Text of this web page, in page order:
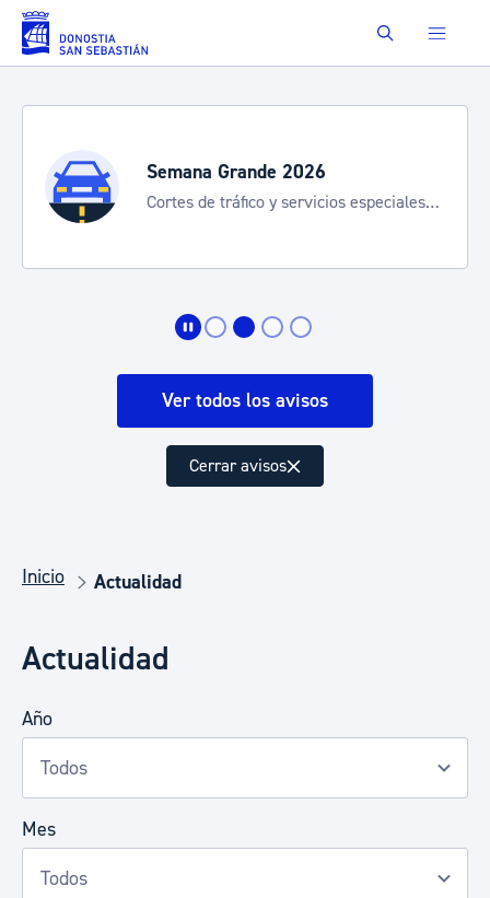
Saltar al contenido principal Buscar
Semana Grande 2026
Cortes de tráfico y servicios especiales
Ver todos los avisos
Cerrar avisos
Inicio Actualidad
Actualidad
Año
Mes